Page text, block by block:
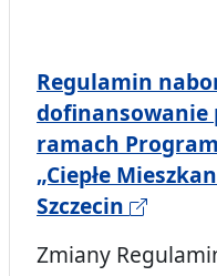
Regulamin
dofinansowanie
ramach
„Ciepłe
Szczecin
Zmiany